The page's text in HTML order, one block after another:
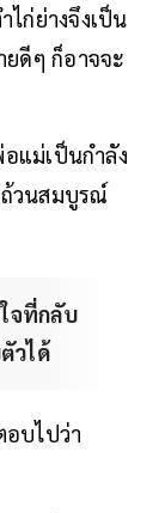
ก่ย่างจึงเป็น
ดีๆ ก็อาจจะ
แม่เป็นกำลัง
วนสมบูรณ์
จที่กลับ
วได้
อบไปว่า